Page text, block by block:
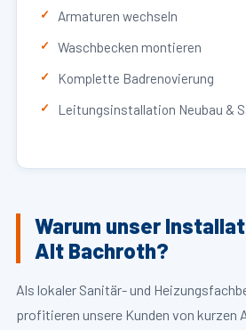
Armaturen wechseln
Waschbecken montieren
Komplette Badrenovierung
Leitungsinstallation Neubau &
Warum unser
Alt Bachroth?
Als lokaler Sanitär- und
profitieren unsere Kunden von kurzen